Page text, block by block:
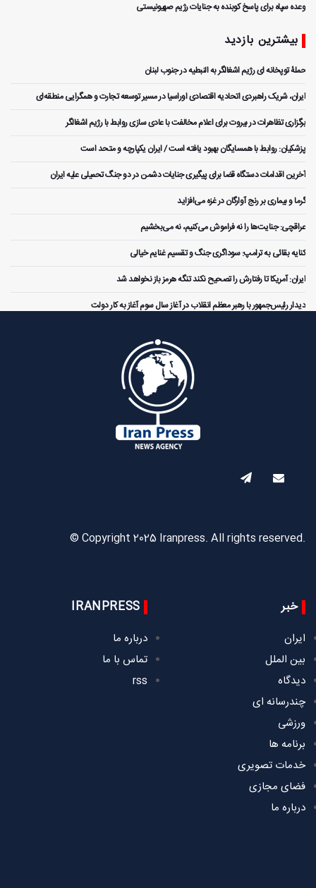
وعده سپاه برای پاسخ کوبنده به جنایات رژیم صهیونیستی
بیشترین بازدید
حملۀ توپخانه ای رژیم اشغالگر به النبطیه در جنوب لبنان
ایران، شریک راهبردی اتحادیه اقتصادی اوراسیا در مسیر توسعه تجارت و همگرایی منطقه‌ای
برگزاری تظاهرات در بیروت برای اعلام مخالفت با عادی سازی روابط با رژیم اشغالگر
پزشکیان: روابط با همسایگان بهبود یافته است / ایران یکپارچه و متحد است
آخرین اقدامات دستگاه قضا برای پیگیری جنایات دشمن در دو جنگ تحمیلی علیه ایران
گرما و بیماری بر رنج آوارگان در غزه می‌افزاید
عراقچی: جنایت‌ها را نه فراموش می‌کنیم، نه می‌بخشیم
کنایه بقائی به ترامپ: سوداگری جنگ و تقسیم غنایم خیالی
ایران: آمریکا تا رفتارش را تصحیح نکند تنگه هرمز باز نخواهد شد
دیدار رئیس‌جمهور با رهبر معظم انقلاب در آغاز سال سوم آغاز به کار دولت
© Copyright 2025 Iranpress. All rights reserved.
خبر
ایران
بین الملل
دیدگاه
چندرسانه ای
ورزشی
برنامه ها
خدمات تصویری
فضای مجازی
درباره ما
IRANPRESS
درباره ما
تماس با ما
rss